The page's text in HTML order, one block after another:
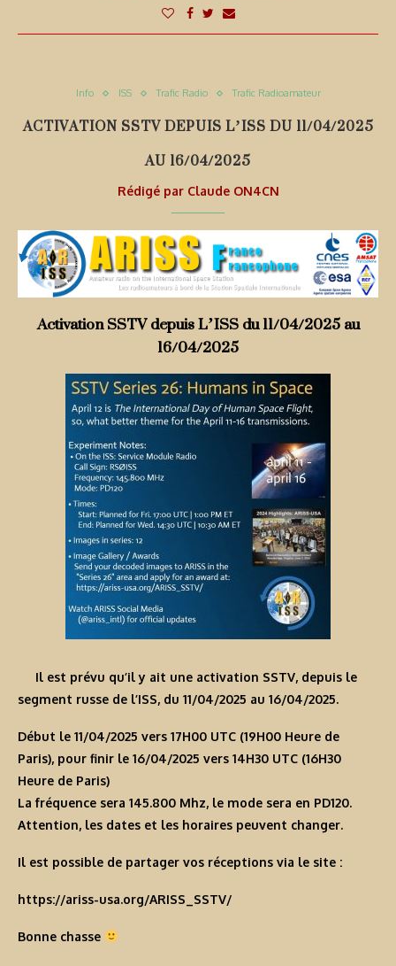
Info ISS Trafic Radio Trafic Radioamateur
ACTIVATION SSTV DEPUIS L’ISS DU 11/04/2025
AU 16/04/2025
Rédigé par Claude ON4CN
Activation SSTV depuis L’ISS du 11/04/2025 au
16/04/2025
Il est prévu qu’il y ait une activation SSTV, depuis le
segment russe de l’ISS, du 11/04/2025 au 16/04/2025.
Début le 11/04/2025 vers 17H00 UTC (19H00 Heure de
Paris), pour finir le 16/04/2025 vers 14H30 UTC (16H30
Heure de Paris)
La fréquence sera 145.800 Mhz, le mode sera en PD120.
Attention, les dates et les horaires peuvent changer.
Il est possible de partager vos réceptions via le site :
https://ariss-usa.org/ARISS_SSTV/
Bonne chasse